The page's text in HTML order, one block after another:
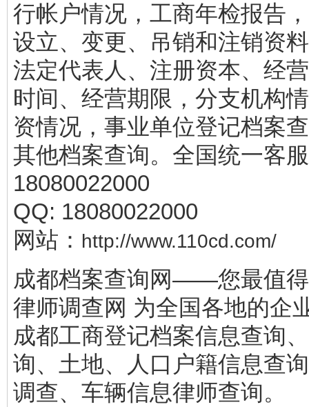
行帐户情况，工商年检报告
设立、变更、吊销和注销资
法定代表人、注册资本、经
时间、经营期限，分支机构
资情况，事业单位登记档案
其他档案查询。全国统一客
18080022000
QQ: 18080022000
网站： http://www.110cd.com/
成都档案查询网——您最值
律师调查网 为全国各地的企
成都工商登记档案信息查询
询、土地、人口户籍信息查
调查、车辆信息律师查询。